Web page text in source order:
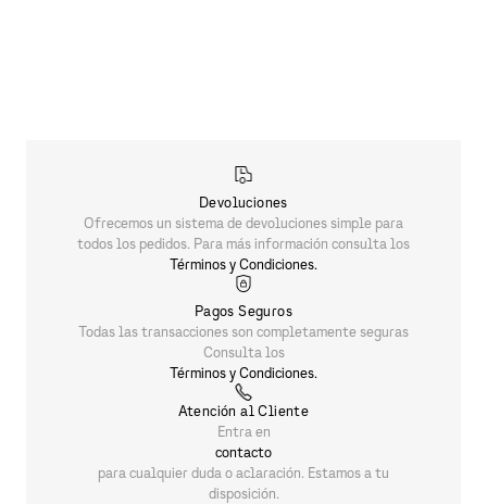
Devoluciones
Ofrecemos un sistema de devoluciones simple para
todos los pedidos. Para más información consulta los
Términos y Condiciones.
Pagos Seguros
Todas las transacciones son completamente seguras
Consulta los
Términos y Condiciones.
Atención al Cliente
Entra en
contacto
para cualquier duda o aclaración. Estamos a tu
disposición.